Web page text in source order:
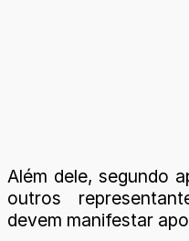
Além dele, segundo
outros
devem manifestar